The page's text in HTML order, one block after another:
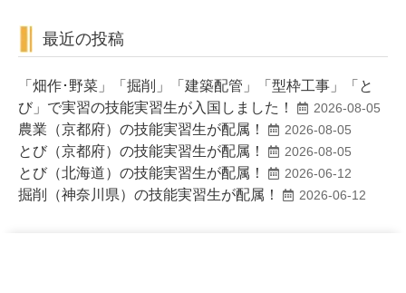
最近の投稿
「畑作･野菜」「掘削」「建築配管」「型枠工事」「と
び」で実習の技能実習生が入国しました！
2026-08-05
農業（京都府）の技能実習生が配属！ 2026-08-05
とび（京都府）の技能実習生が配属！ 2026-08-05
とび（北海道）の技能実習生が配属！ 2026-06-12
掘削（神奈川県）の技能実習生が配属！ 2026-06-12